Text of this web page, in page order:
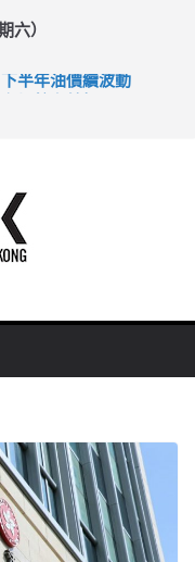
六）
半年油價續波動
場館奪錦標